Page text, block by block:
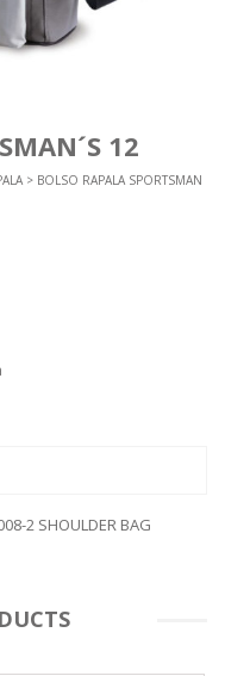
12
> BOLSO RAPALA SPORTSMAN
2 SHOULDER BAG